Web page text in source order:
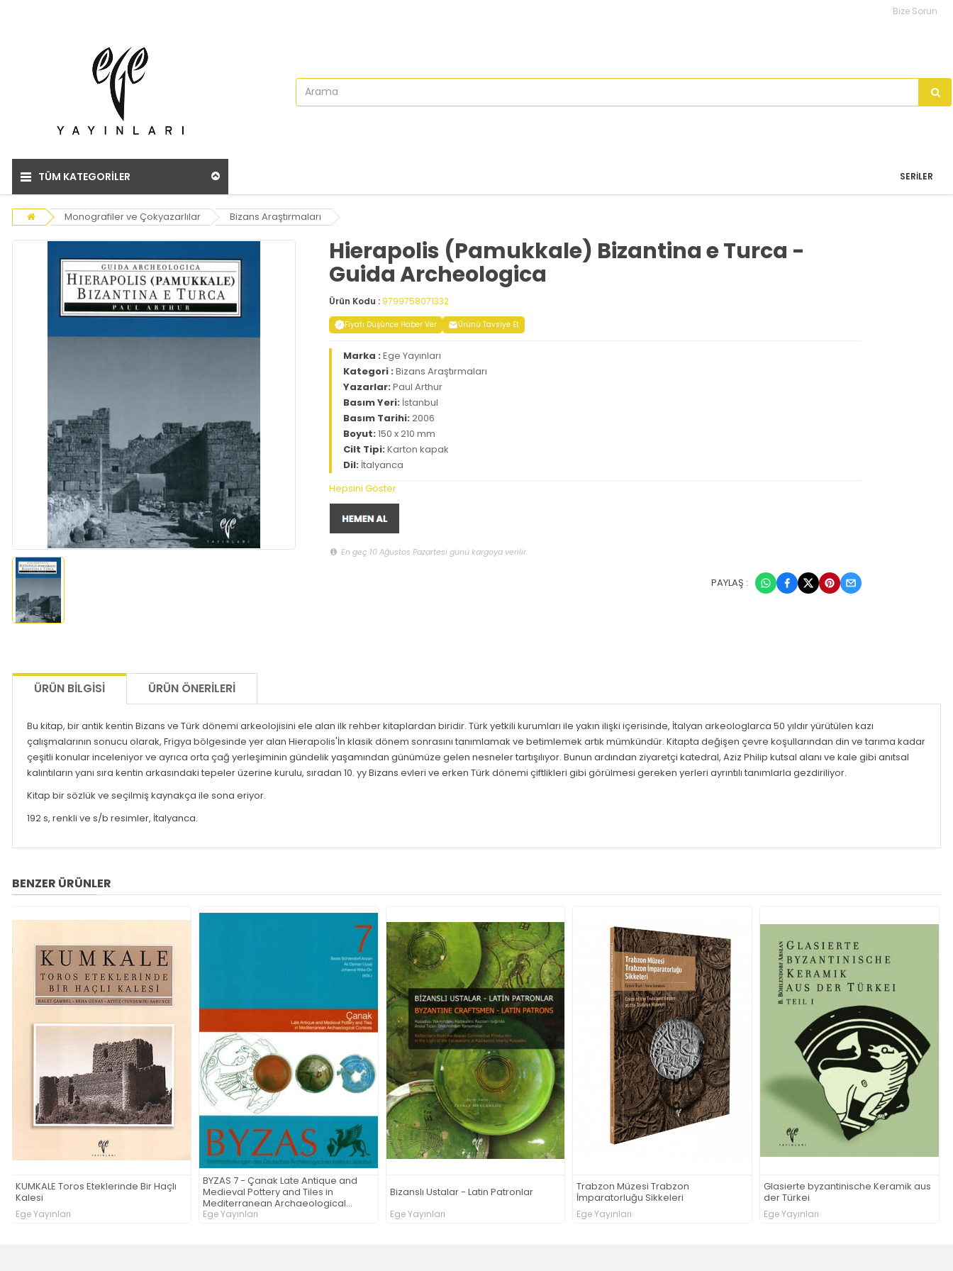
Bize Sorun
TÜM KATEGORİLER SERILER
Monografiler ve Çokyazarlılar Bizans Araştırmaları
Hierapolis (Pamukkale) Bizantina e Turca -
Guida Archeologica
Ürün Kodu : 9799758071332
Fiyatı Düşünce Haber Ver Ürünü Tavsiye Et
Marka :Ege Yayınları
Kategori :Bizans Araştırmaları
Yazarlar:Paul Arthur
Basım Yeri: İstanbul
Basım Tarihi:2006
Boyut:150 x 210 mm
Cilt Tipi:Karton kapak
Dil: İtalyanca
Hepsini Göster
En geç 10 Ağustos Pazartesi günü kargoya verilir.
PAYLAŞ :
ÜRÜN BILGISI ÜRÜN ÖNERILERI
Bu kitap, bir antik kentin Bizans ve Türk dönemi arkeolojisini ele alan ilk rehber kitaplardan biridir. Türk yetkili kurumları ile yakın ilişki içerisinde, İtalyan arkeologlarca 50 yıldır yürütülen kazı
çalışmalarının sonucu olarak, Frigya bölgesinde yer alan Hierapolis'İn klasik dönem sonrasını tanımlamak ve betimlemek artık mümkündür. Kitapta değişen çevre koşullarından din ve tarıma kadar
çeşitli konular inceleniyor ve ayrıca orta çağ yerleşiminin gündelik yaşamından günümüze gelen nesneler tartışılıyor. Bunun ardından ziyaretçi katedral, Aziz Philip kutsal alanı ve kale gibi anıtsal
kalıntıların yanı sıra kentin arkasındaki tepeler üzerine kurulu, sıradan 10. yy Bizans evleri ve erken Türk dönemi çiftlikleri gibi görülmesi gereken yerleri ayrıntılı tanımlarla gezdiriliyor.
Kitap bir sözlük ve seçilmiş kaynakça ile sona eriyor.
192 s, renkli ve s/b resimler, İtalyanca.
BENZER ÜRÜNLER
BYZAS 7 - Çanak Late Antique and
Medieval Pottery and Tiles in
Mediterranean Archaeological
Contexts
Ege Yayınları
Bizanslı Ustalar - Latin Patronlar
Ege Yayınları
Trabzon Müzesi Trabzon
İmparatorluğu Sikkeleri
Ege Yayınları
Glasierte byzantinische Keramik aus
der Türkei
Ege Yayınları
KUMKALE Toros Eteklerinde Bir Haçlı
Kalesi
Ege Yayınları